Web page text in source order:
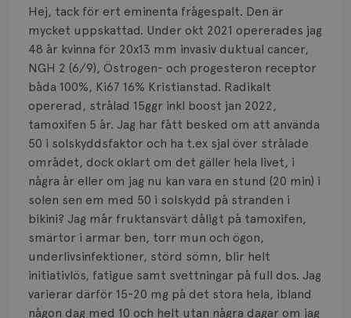
Hej, tack för ert eminenta frågespalt. Den är
mycket uppskattad. Under okt 2021 opererades jag
48 år kvinna för 20x13 mm invasiv duktual cancer,
NGH 2 (6/9), Östrogen- och progesteron receptor
båda 100%, Ki67 16% Kristianstad. Radikalt
opererad, strålad 15ggr inkl boost jan 2022,
tamoxifen 5 år. Jag har fått besked om att använda
50 i solskyddsfaktor och ha t.ex sjal över strålade
området, dock oklart om det gäller hela livet, i
några år eller om jag nu kan vara en stund (20 min) i
solen sen em med 50 i solskydd på stranden i
bikini? Jag mår fruktansvärt dåligt på tamoxifen,
smärtor i armar ben, torr mun och ögon,
underlivsinfektioner, störd sömn, blir helt
initiativlös, fatigue samt svettningar på full dos. Jag
varierar därför 15-20 mg på det stora hela, ibland
någon dag med 10 och helt utan några dagar om jag
Bröstvårta
Knöl
Läkemedel
Typ av bröstcancer
Smärta
Prognos
Risker
Spridd bröstcancer
Strålning